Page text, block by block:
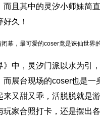
而且其中的灵汐小师妹简
久！
》中，灵汐门派以水为引
而展台现场的coser也是一
来又甜又乖，活脱脱就是
玩家合照打卡，还是摆出